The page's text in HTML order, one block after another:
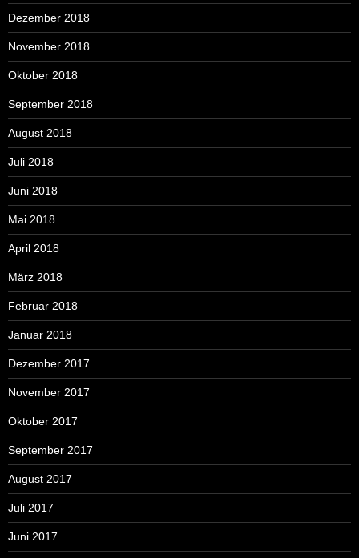
Dezember 2018
November 2018
Oktober 2018
September 2018
August 2018
Juli 2018
Juni 2018
Mai 2018
April 2018
März 2018
Februar 2018
Januar 2018
Dezember 2017
November 2017
Oktober 2017
September 2017
August 2017
Juli 2017
Juni 2017